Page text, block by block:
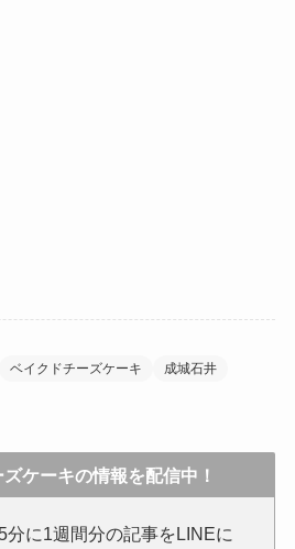
ベイクドチーズケーキ 成城石井
ケーキの情報を配信中！
に1週間分の記事をLINEに